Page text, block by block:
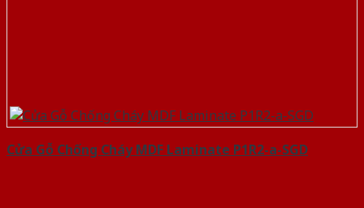
Cửa Gỗ Chống Cháy MDF Laminate P1R2-a-SGD